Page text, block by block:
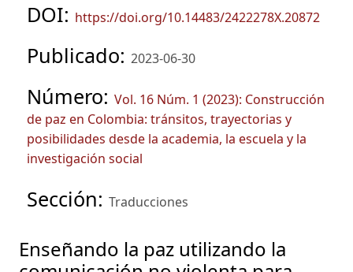
DOI: https://doi.org/10.14483/2422278X.20872
Publicado: 2023-06-30
Número: Vol. 16 Núm. 1 (2023): Construcción
de paz en Colombia: tránsitos, trayectorias y
posibilidades desde la academia, la escuela y la
investigación social
Sección: Traducciones
Enseñando la paz utilizando la